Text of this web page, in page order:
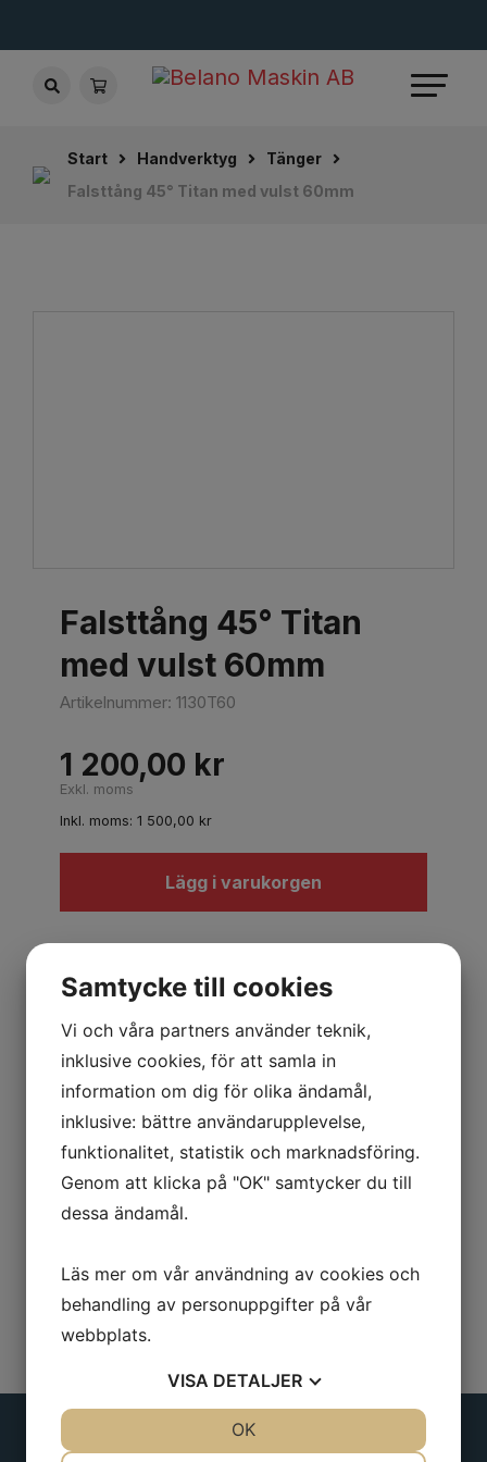
Start Handverktyg
Tänger
Falsttång 45° Titan med vulst 60mm
Falsttång 45° Titan
med vulst 60mm
Artikelnummer: 1130T60
1 200,00 kr
Exkl. moms
Inkl. moms: 1 500,00 kr
Lägg i varukorgen
Övre käften med rundjärn för större
radier. Vinklad i 45°.
Längd: 285mm
Käftbredd: 60mm
Gapdjup: 65mm
Samtycke till cookies
Vi och våra partners använder teknik,
inklusive cookies, för att samla in
information om dig för olika ändamål,
inklusive: bättre användarupplevelse,
funktionalitet, statistik och marknadsföring.
Genom att klicka på "OK" samtycker du till
dessa ändamål.
Läs mer om vår användning av cookies och
behandling av personuppgifter på vår
webbplats.
VISA DETALJER
OK